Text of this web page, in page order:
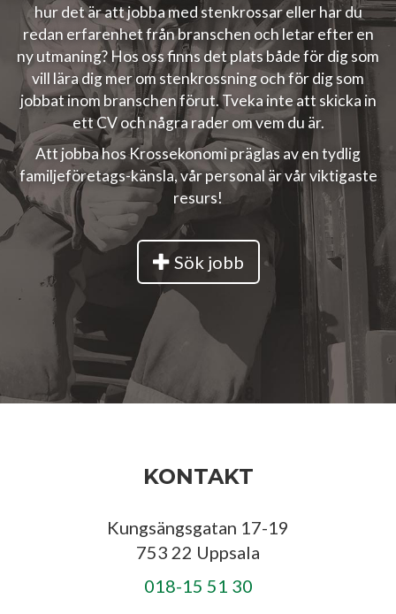
hur det är att jobba med stenkrossar eller har du
redan erfarenhet från branschen och letar efter en
ny utmaning? Hos oss finns det plats både för dig som
vill lära dig mer om stenkrossning och för dig som
jobbat inom branschen förut. Tveka inte att skicka in
ett CV och några rader om vem du är.
Att jobba hos Krossekonomi präglas av en tydlig
familjeföretags-känsla, vår personal är vår viktigaste
resurs!
Sök jobb
KONTAKT
Kungsängsgatan 17-19
753 22 Uppsala
018-15 51 30